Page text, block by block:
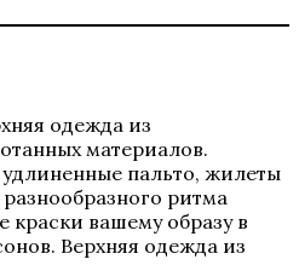
одежда из
материалов.
пальто, жилеты
ритма
вашему образу в
Верхняя одежда из